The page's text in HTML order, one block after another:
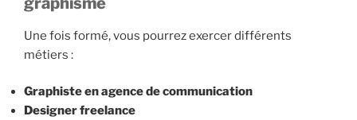
Une fois formé, vous pourrez exercer différents
métiers :
Graphiste en agence de communication
Designer freelance